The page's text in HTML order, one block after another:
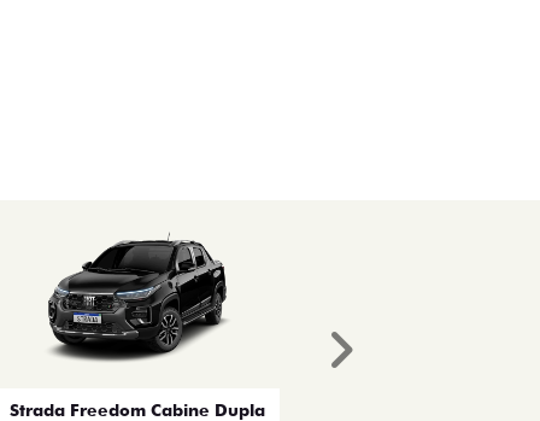
Strada Freedom Cabine Dupla
Próximo